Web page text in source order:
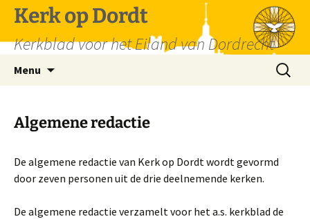
Spring
naar
inhoud
Kerk op Dordt
Kerkblad voor het Eiland van Dordrecht
Menu
Zoeken
naar:
Algemene redactie
De algemene redactie van Kerk op Dordt wordt gevormd
door zeven personen uit de drie deelnemende kerken.
De algemene redactie verzamelt voor het a.s. kerkblad de